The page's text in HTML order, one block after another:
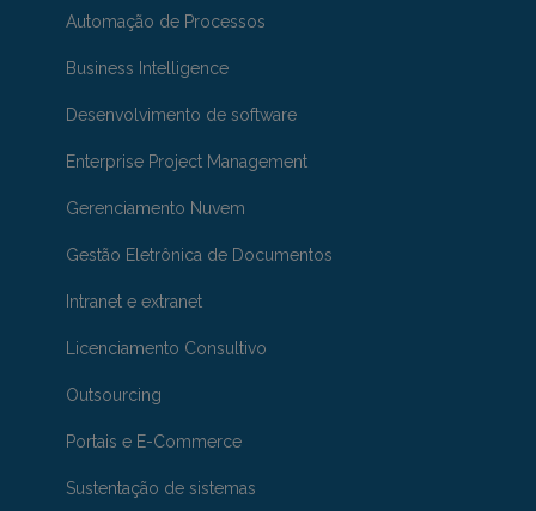
Automação de Processos
Business Intelligence
Desenvolvimento de software
Enterprise Project Management
Gerenciamento Nuvem
Gestão Eletrônica de Documentos
Intranet e extranet
Licenciamento Consultivo
Outsourcing
Portais e E-Commerce
Sustentação de sistemas